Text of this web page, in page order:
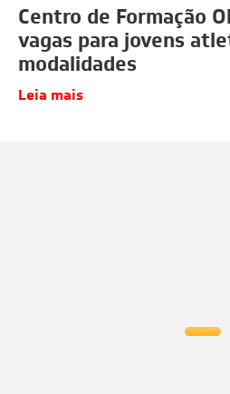
Centro de Formação
vagas para jovens
modalidades
Leia mais